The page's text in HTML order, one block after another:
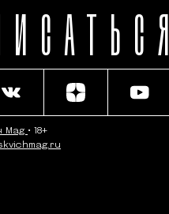
Mag • 18+